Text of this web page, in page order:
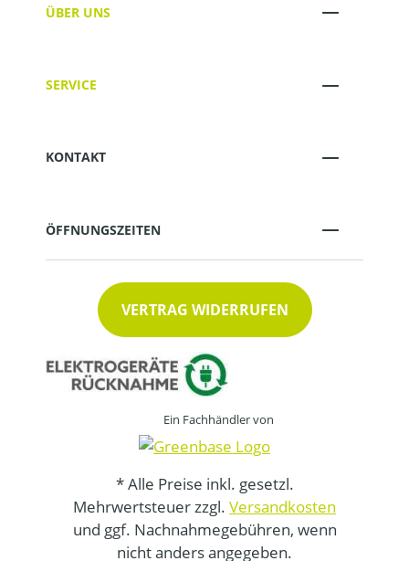
ÜBER UNS
SERVICE
KONTAKT
ÖFFNUNGSZEITEN
VERTRAG WIDERRUFEN
Ein Fachhändler von
* Alle Preise inkl. gesetzl.
Mehrwertsteuer zzgl. Versandkosten
und ggf. Nachnahmegebühren, wenn
nicht anders angegeben.